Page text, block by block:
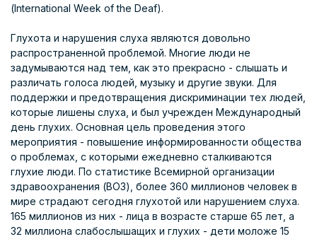
(International Week of the Deaf).
Глухота и нарушения слуха являются довольно
распространенной проблемой. Многие люди не
задумываются над тем, как это прекрасно - слышать и
различать голоса людей, музыку и другие звуки. Для
поддержки и предотвращения дискриминации тех людей,
которые лишены слуха, и был учрежден Международный
день глухих. Основная цель проведения этого
мероприятия - повышение информированности общества
о проблемах, с которыми ежедневно сталкиваются
глухие люди. По статистике Всемирной организации
здравоохранения (ВОЗ), более 360 миллионов человек в
мире страдают сегодня глухотой или нарушением слуха.
165 миллионов из них - лица в возрасте старше 65 лет, а
32 миллиона слабослышащих и глухих - дети моложе 15